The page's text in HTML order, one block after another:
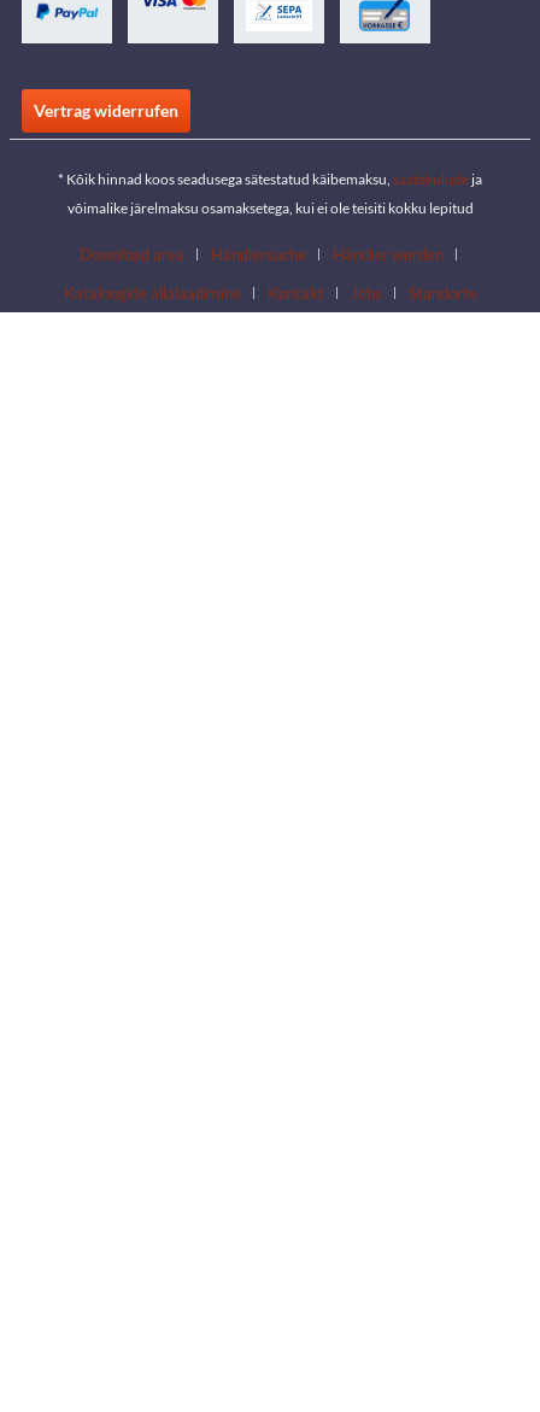
Vertrag widerrufen
* Kõik hinnad koos seadusega sätestatud käibemaksu, saatekulude ja
võimalike järelmaksu osamaksetega, kui ei ole teisiti kokku lepitud
Download area Händlersuche
Händler werden
Kataloogide allalaadimine
Kontakt Jobs Standorte